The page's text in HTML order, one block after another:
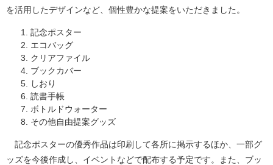
を活用したデザインなど、個性豊かな提案をいただきました。
記念ポスター
エコバッグ
クリアファイル
ブックカバー
しおり
読書手帳
ボトルドウォーター
その他自由提案グッズ
記念ポスターの優秀作品は印刷して各所に掲示するほか、一部グ
ッズを今後作成し、イベントなどで配布する予定です。また、ブッ